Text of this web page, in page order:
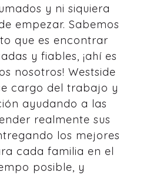
y ni siquiera
empezar. Sabemos
que es encontrar
y fiables, ¡ahí es
nosotros! Westside
cargo del trabajo y
ayudando a las
realmente sus
los mejores
cada familia en el
posible, y